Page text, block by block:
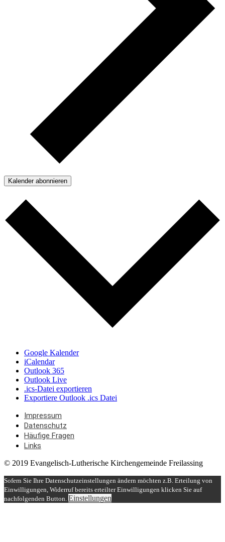
Kalender abonnieren
Google Kalender
iCalendar
Outlook 365
Outlook Live
.ics-Datei exportieren
Exportiere Outlook .ics Datei
Impressum
Datenschutz
Häufige Fragen
Links
© 2019 Evangelisch-Lutherische Kirchengemeinde Freilassing
Sofern Sie Ihre Datenschutzeinstellungen ändern möchten z.B. Erteilung von
Einwilligungen, Widerruf bereits erteilter Einwilligungen klicken Sie auf
nachfolgenden Button. Einstellungen